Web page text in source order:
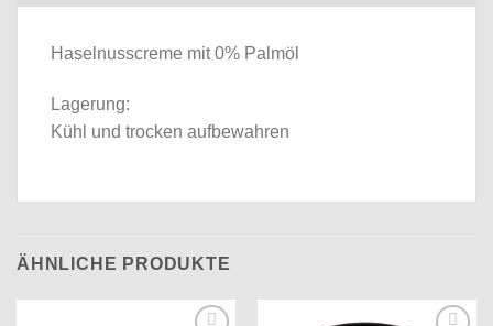
Haselnusscreme mit 0% Palmöl
Lagerung:
Kühl und trocken aufbewahren
ÄHNLICHE PRODUKTE